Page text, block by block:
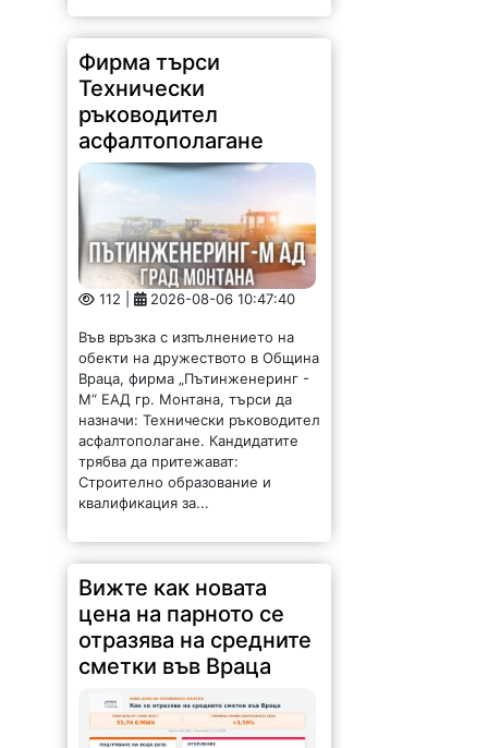
Фирма търси
Технически
ръководител
асфалтополагане
112 | 2026-08-06 10:47:40
Във връзка с изпълнението на
обекти на дружеството в Община
Враца, фирма „Пътинженеринг -
М“ ЕАД гр. Монтана, търси да
назначи: Технически ръководител
асфалтополагане. Кандидатите
трябва да притежават:
Строително образование и
квалификация за...
Вижте как новата
цена на парното се
отразява на средните
сметки във Враца